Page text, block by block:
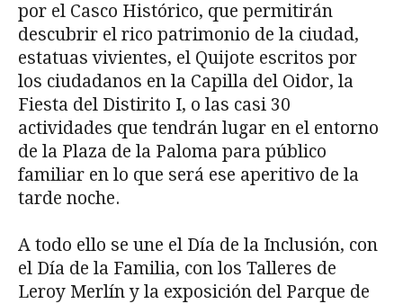
por el Casco Histórico, que permitirán
descubrir el rico patrimonio de la ciudad,
estatuas vivientes, el Quijote escritos por
los ciudadanos en la Capilla del Oidor, la
Fiesta del Distirito I, o las casi 30
actividades que tendrán lugar en el entorno
de la Plaza de la Paloma para público
familiar en lo que será ese aperitivo de la
tarde noche.
A todo ello se une el Día de la Inclusión, con
el Día de la Familia, con los Talleres de
Leroy Merlín y la exposición del Parque de